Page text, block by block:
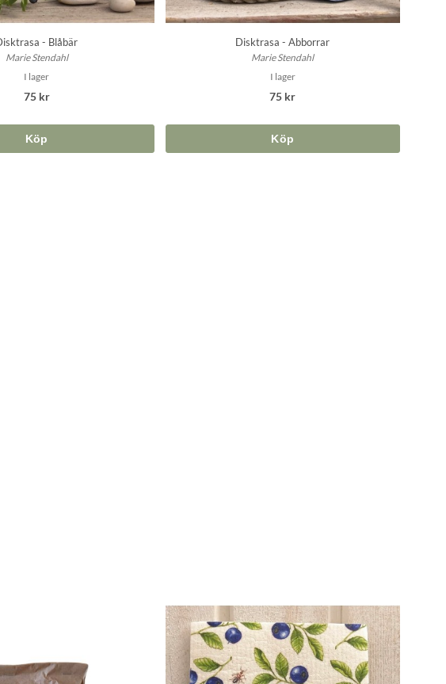
- Blåbär
Marie Stendahl
I lager
75 kr
Köp
Disktrasa - Abborrar
Marie Stendahl
I lager
75 kr
Köp